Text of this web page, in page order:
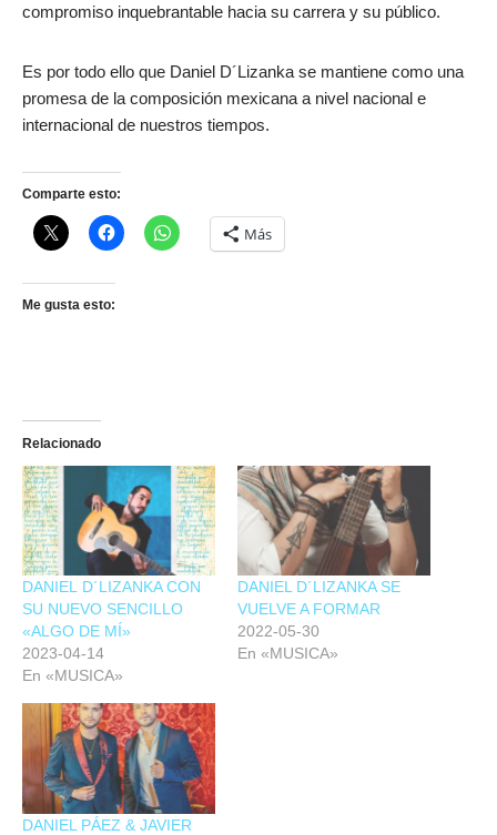
compromiso inquebrantable hacia su carrera y su público.
Es por todo ello que Daniel D´Lizanka se mantiene como una
promesa de la composición mexicana a nivel nacional e
internacional de nuestros tiempos.
Comparte esto:
Más
Me gusta esto:
Relacionado
DANIEL D´LIZANKA CON
SU NUEVO SENCILLO
«ALGO DE MÍ»
2023-04-14
En «MUSICA»
DANIEL D´LIZANKA SE
VUELVE A FORMAR
2022-05-30
En «MUSICA»
DANIEL PÁEZ & JAVIER